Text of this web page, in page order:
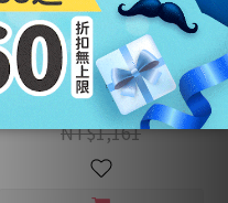
日本 Combi 純水柔濕巾80抽3
入 -多入可選
NT$189 ~ NT$567
NT$1,161